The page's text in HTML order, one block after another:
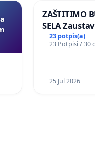
ZAŠTITIMO
SELA
Sunčane
području
23 potpis(a)
23 Potpisi / 30
25 Jul 2026